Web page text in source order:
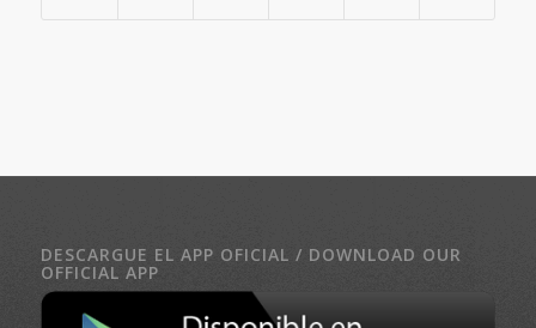
DESCARGUE EL APP OFICIAL / DOWNLOAD OUR
OFFICIAL APP